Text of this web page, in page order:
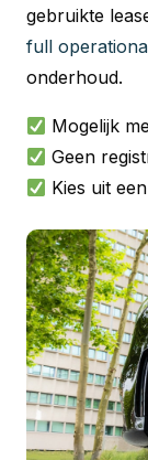
gebruikte
full
onderhoud.
Mogelijk
Geen
Kies uit